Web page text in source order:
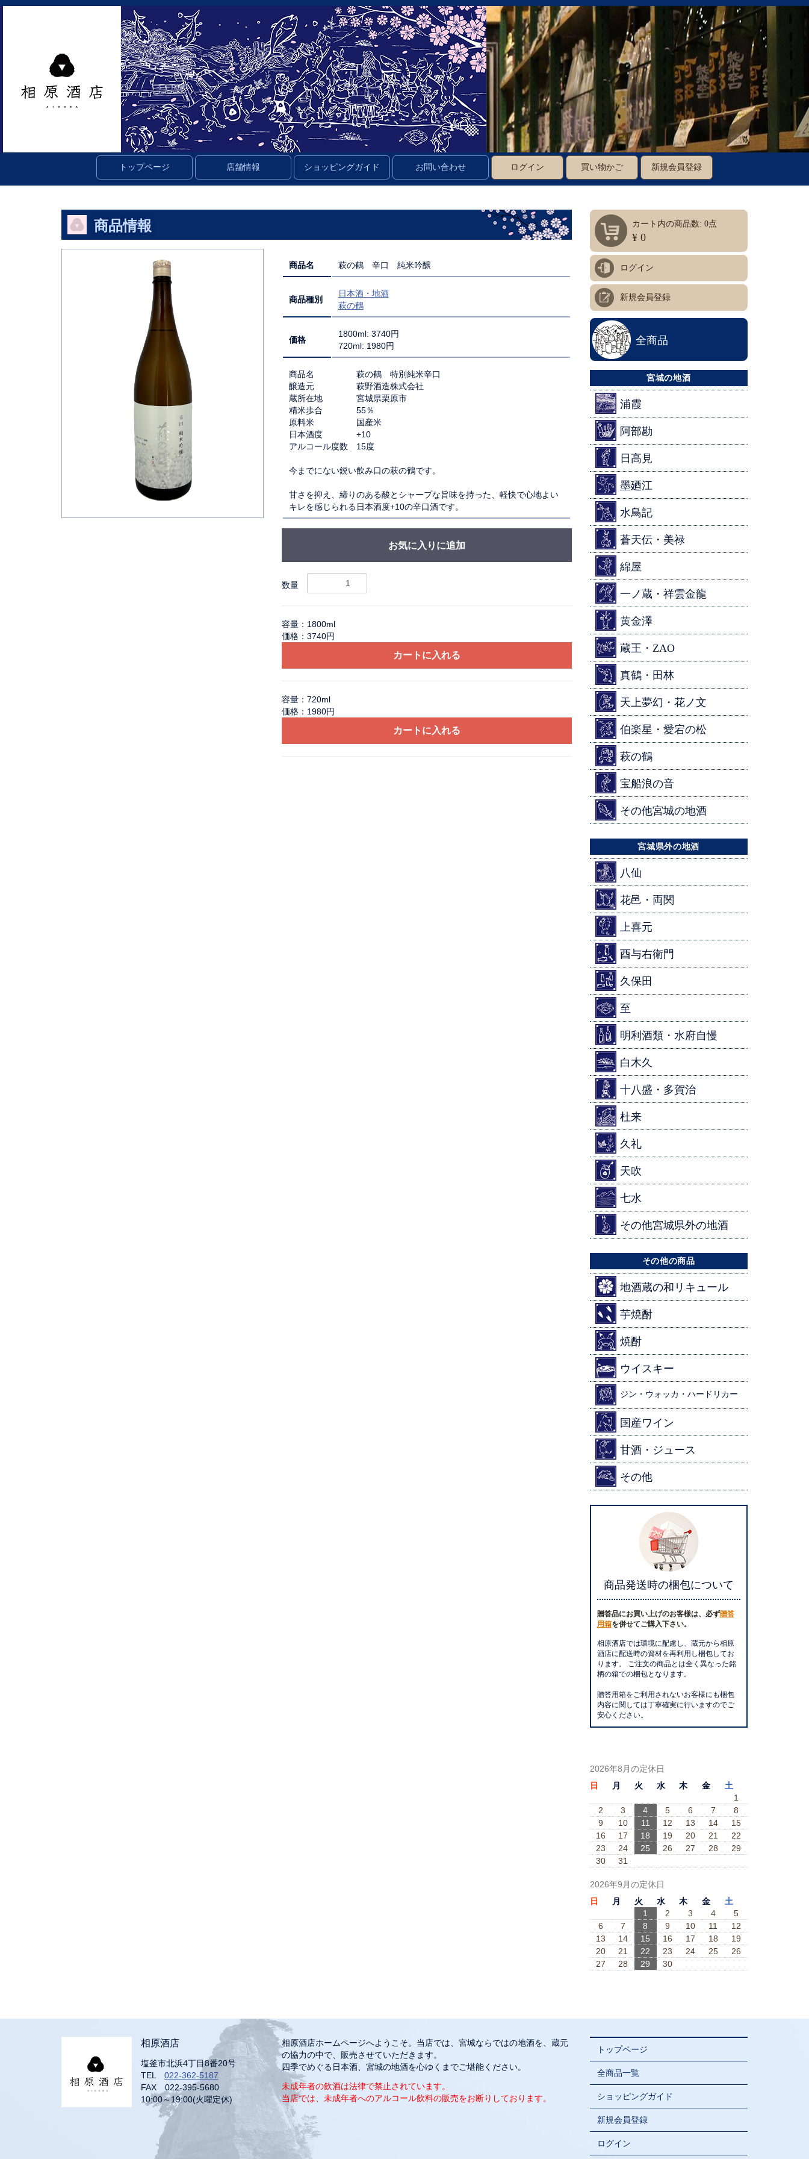
トップページ 店舗情報 ショッピングガイド お問い合わせ ログイン 買い物かご 新規会員登録
商品情報
商品名 萩の鶴 辛口 純米吟醸
商品種別
日本酒・地酒
萩の鶴
価格
1800ml: 3740円
720ml: 1980円
商品名 萩の鶴 特別純米辛口
醸造元 萩野酒造株式会社
蔵所在地 宮城県栗原市
精米歩合 55％
原料米 国産米
日本酒度 +10
アルコール度数 15度
今までにない鋭い飲み口の萩の鶴です。
甘さを抑え、締りのある酸とシャープな旨味を持った、軽快で心地よい
キレを感じられる日本酒度+10の辛口酒です。
お気に入りに追加
数量
容量：1800ml
価格：3740円
カートに入れる
容量：720ml
価格：1980円
カートに入れる
カート内の商品数: 0点
¥ 0
ログイン
新規会員登録
全商品
宮城の地酒
浦霞
阿部勘
日高見
墨廼江
水鳥記
蒼天伝・美禄
綿屋
一ノ蔵・祥雲金龍
黄金澤
蔵王・ZAO
真鶴・田林
天上夢幻・花ノ文
伯楽星・愛宕の松
萩の鶴
宝船浪の音
その他宮城の地酒
宮城県外の地酒
八仙
花邑・両関
上喜元
酉与右衛門
久保田
至
明利酒類・水府自慢
白木久
十八盛・多賀治
杜来
久礼
天吹
七水
その他宮城県外の地酒
その他の商品
地酒蔵の和リキュール
芋焼酎
焼酎
ウイスキー
ジン・ウォッカ・ハードリカー
国産ワイン
甘酒・ジュース
その他
商品発送時の梱包について
贈答品にお買い上げのお客様は、必ず贈答
用箱を併せてご購入下さい。
相原酒店では環境に配慮し、蔵元から相原
酒店に配送時の資材を再利用し梱包してお
ります。 ご注文の商品とは全く異なった銘
柄の箱での梱包となります。
贈答用箱をご利用されないお客様にも梱包
内容に関しては丁寧確実に行いますのでご
安心ください。
2026年8月の定休日
日
月 火 水 木 金
土
1
2
3 4 5 6 7
8
9
10 11 12 13 14
15
16
17 18 19 20 21
22
23
24 25 26 27 28
29
30
31
2026年9月の定休日
日
月 火 水 木 金
土
1
2 3 4
5
6
7 8 9 10 11
12
13
14 15 16 17 18
19
20
21 22 23 24 25
26
27
28 29 30
相原酒店
塩釜市北浜4丁目8番20号
TEL 022-362-5187
FAX 022-395-5680
10:00～19:00(火曜定休)
相原酒店ホームページへようこそ。当店では、宮城ならではの地酒を、蔵元
の協力の中で、販売させていただきます。
四季でめぐる日本酒、宮城の地酒を心ゆくまでご堪能ください。
未成年者の飲酒は法律で禁止されています。
当店では、未成年者へのアルコール飲料の販売をお断りしております。
トップページ
全商品一覧
ショッピングガイド
新規会員登録
ログイン